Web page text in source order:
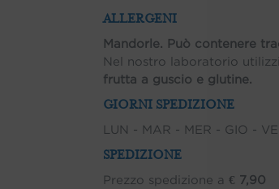
ALLERGENI
Mandorle. Può contenere
Nel nostro laboratorio
frutta a guscio e glutine.
GIORNI SPEDIZIONE
LUN - MAR - MER - GIO -
SPEDIZIONE
Prezzo spedizione a € 7,90